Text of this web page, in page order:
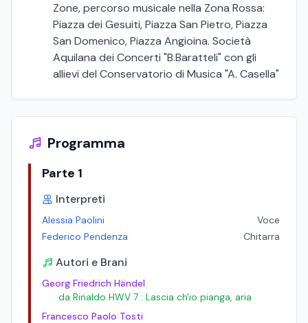
Zone, percorso musicale nella Zona Rossa:
Piazza dei Gesuiti, Piazza San Pietro, Piazza
San Domenico, Piazza Angioina. Società
Aquilana dei Concerti "B.Baratteli" con gli
allievi del Conservatorio di Musica "A. Casella"
Programma
Parte 1
Interpreti
Alessia Paolini
Voce
Federico Pendenza
Chitarra
Autori e Brani
Georg Friedrich Händel
da Rinaldo HWV 7 : Lascia ch'io pianga, aria
Francesco Paolo Tosti